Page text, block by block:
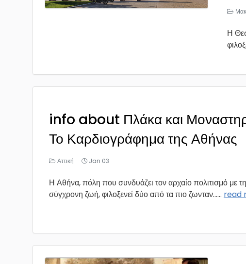
Η
info about Πλάκα και
Το Καρδιογράφημα της Αθήνας
Αττική Jan 03
Η Αθήνα, πόλη που συνδυάζει τον αρχαίο πολιτισμό με τη
σύγχρονη ζωή, φιλοξενεί δύο από τα πιο ζωνταν...... read